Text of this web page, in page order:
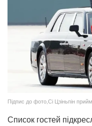
Підпис до фото,Сі Цзіньпін
Список гостей